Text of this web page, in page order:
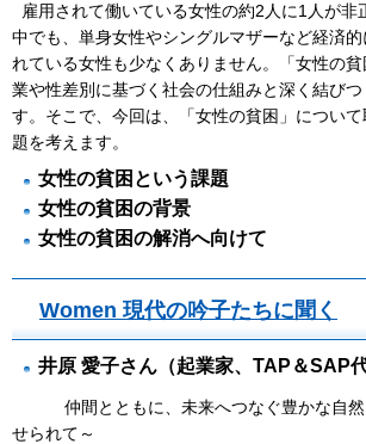
雇用されて働いている女性の約2人に1人が非
中でも、単身女性やシングルマザーなど経済
れている女性も少なくありません。「女性の
業や性差別に基づく社会の仕組みと深く結び
す。そこで、今回は、「女性の貧困」につい
題を考えます。
女性の貧困という課題
女性の貧困の背景
女性の貧困の解消へ向けて
Women 現代の吟子たちに聞く
井原 愛子さん（起業家、TAP＆SAP代
仲間とともに、未来へつなぐ豊かな自然
せられて～